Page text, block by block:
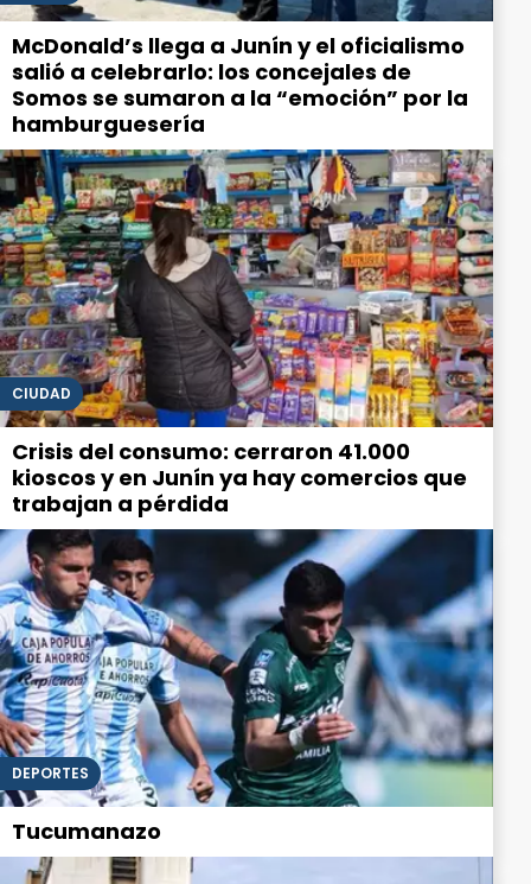
McDonald’s llega a Junín y el oficialismo
salió a celebrarlo: los concejales de
Somos se sumaron a la “emoción” por la
hamburguesería
CIUDAD
Crisis del consumo: cerraron 41.000
kioscos y en Junín ya hay comercios que
trabajan a pérdida
DEPORTES
Tucumanazo